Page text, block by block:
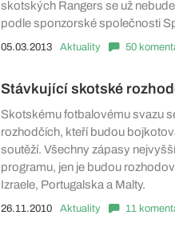
skotských Rangers se už
podle sponzorské společnosti
05.03.2013 Aktuality 50
Stávkující skotské
Skotskému fotbalovému svazu
rozhodčích, kteří budou
soutěží. Všechny zápasy
programu, jen je budou
Izraele, Portugalska a Malty.
26.11.2010 Aktuality 11